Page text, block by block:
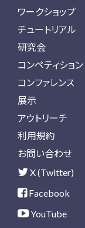
ワークショップ
チュートリアル
研究会
コンペティション
コンファレンス
展示
アウトリーチ
利用規約
お問い合わせ
X (Twitter)
Facebook
YouTube